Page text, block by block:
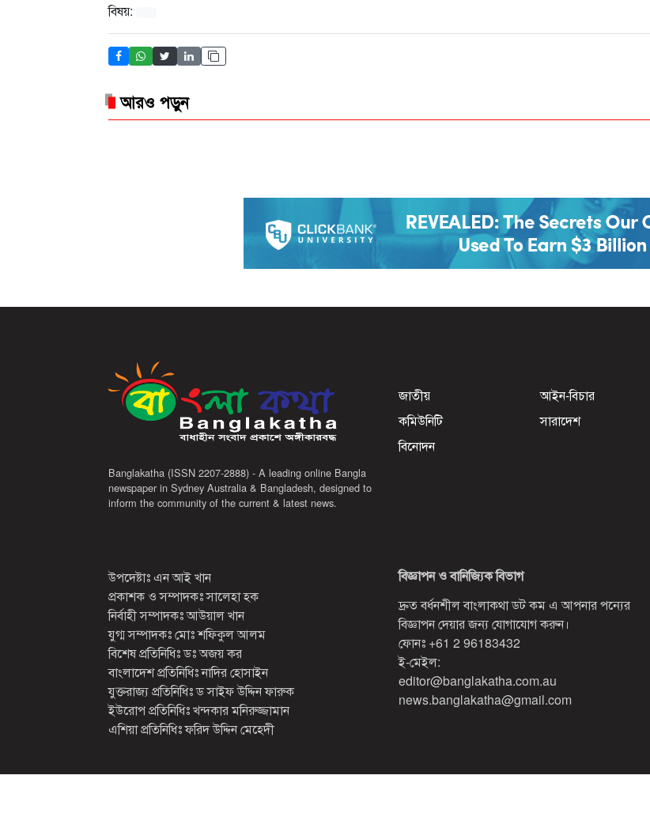
বিষয়:
আরও পড়ুন
Banglakatha (ISSN 2207-2888) - A leading online Bangla
newspaper in Sydney Australia & Bangladesh, designed to
inform the community of the current & latest news.
জাতীয় আইন-বিচার
কমিউনিটি
সারাদেশ
বিনোদন
উপদেষ্টাঃ এন আই খান
প্রকাশক ও সম্পাদকঃ সালেহা হক
নির্বাহী সম্পাদকঃ আউয়াল খান
যুগ্ম সম্পাদকঃ মোঃ শফিকুল আলম
বিশেষ প্রতিনিধিঃ ডঃ অজয় কর
বাংলাদেশ প্রতিনিধিঃ নাদির হোসাইন
যুক্তরাজ্য প্রতিনিধিঃ ড সাইফ উদ্দিন ফারুক
ইউরোপ প্রতিনিধিঃ খন্দকার মনিরুজ্জামান
এশিয়া প্রতিনিধিঃ ফরিদ উদ্দিন মেহেদী
বিজ্ঞাপন ও বানিজ্যিক বিভাগ
দ্রুত বর্ধনশীল বাংলাকথা ডট কম এ আপনার পন্যের
বিজ্ঞাপন দেয়ার জন্য যোগাযোগ করুন।
ফোনঃ +61 2 96183432
ই-মেইল:
editor@banglakatha.com.au
news.banglakatha@gmail.com